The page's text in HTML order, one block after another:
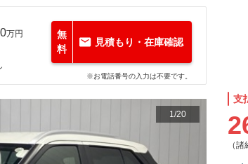
万円
無
料
見積もり・在庫確認
※お電話番号の入力は不要です。
1/20
支
（